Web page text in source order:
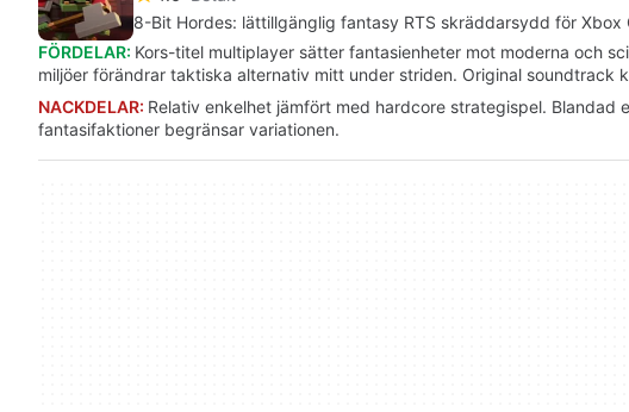
8-Bit Hordes: lättillgänglig fantasy RTS skräddarsydd för Xbox
FÖRDELAR: Kors-titel multiplayer sätter fantasienheter mot moderna och
miljöer förändrar taktiska alternativ mitt under striden. Original soundtrack
NACKDELAR: Relativ enkelhet jämfört med hardcore strategispel.
fantasifaktioner begränsar variationen.